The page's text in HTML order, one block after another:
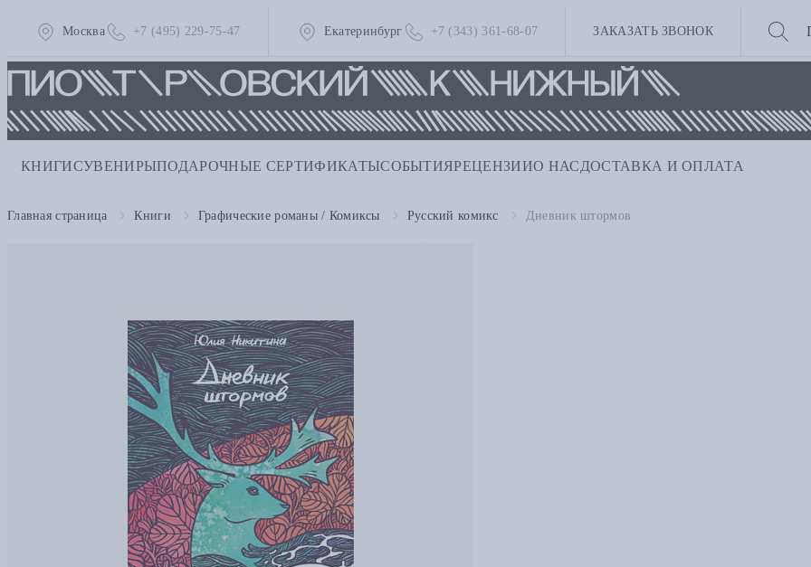
Москва +7 (495) 229-75-47 Екатеринбург +7 (343) 361-68-07 ЗАКАЗАТЬ ЗВОНОК
КНИГИСУВЕНИРЫПОДАРОЧНЫЕ СЕРТИФИКАТЫСОБЫТИЯРЕЦЕНЗИИО НАС ДОСТАВКА И ОПЛАТА
Главная страница Книги Графические романы / Комиксы Русский комикс Дневник штормов